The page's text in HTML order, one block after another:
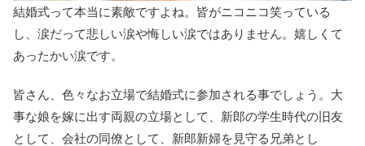
結婚式って本当に素敵ですよね。皆がニコニコ笑っている
し、涙だって悲しい涙や悔しい涙ではありません。嬉しくて
あったかい涙です。
皆さん、色々なお立場で結婚式に参加される事でしょう。大
事な娘を嫁に出す両親の立場として、新郎の学生時代の旧友
として、会社の同僚として、新郎新婦を見守る兄弟とし